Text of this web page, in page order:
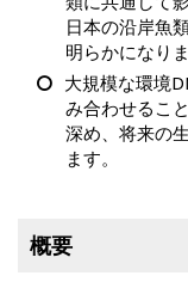
日本の沿岸魚
明らかになりま
大規模な環境
み合わせるこ
深め、将来の
ます。
概要